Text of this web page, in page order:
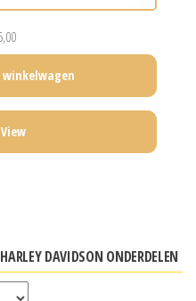
winkelwagen
DAVIDSON ONDERDELEN